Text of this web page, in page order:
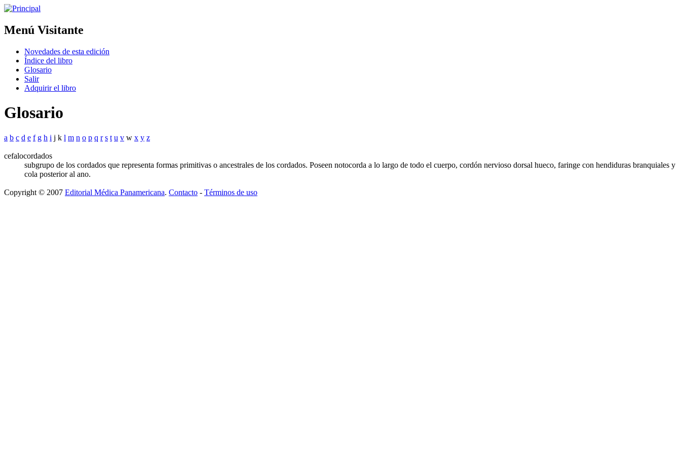
Menú Visitante
Novedades de esta edición
Índice del libro
Glosario
Salir
Adquirir el libro
Glosario
a b c d e f g h i j k l m n o p q r s t u v w x y z
cefalocordados
subgrupo de los cordados que representa formas primitivas o ancestrales de los cordados. Poseen notocorda a lo largo de todo el cuerpo, cordón nervioso dorsal hueco, faringe con hendiduras branquiales y
cola posterior al ano.
Copyright © 2007 Editorial Médica Panamericana. Contacto - Términos de uso